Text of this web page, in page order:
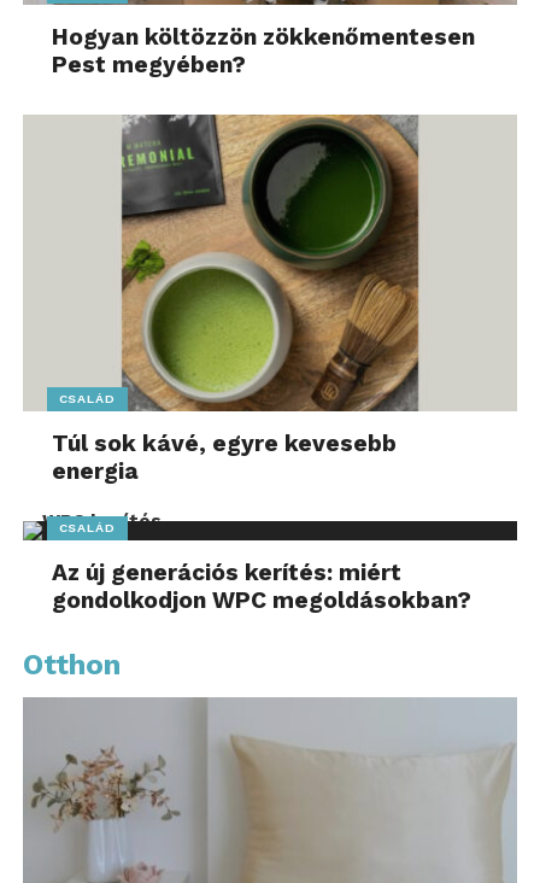
Hogyan költözzön zökkenőmentesen
Pest megyében?
CSALÁD
Túl sok kávé, egyre kevesebb
energia
CSALÁD
Az új generációs kerítés: miért
gondolkodjon WPC megoldásokban?
Otthon